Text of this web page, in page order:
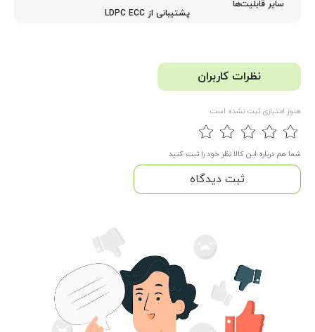
سایر قابلیت‌ها
پشتیبانی از LDPC ECC
نظرات کاربران
هنوز امتیازی ثبت نشده است
شما هم درباره این کالا نظر خود را ثبت کنید
ثبت دیدگاه